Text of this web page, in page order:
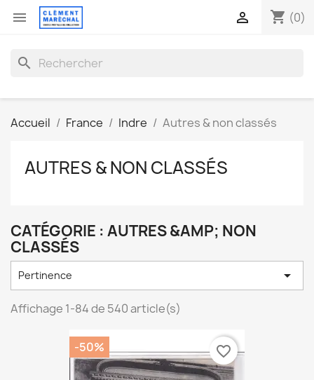
 shopping_cart (0)

search
Accueil France Indre Autres & non classés
AUTRES & NON CLASSÉS
CATÉGORIE : AUTRES &AMP; NON
CLASSÉS
Pertinence 
Affichage 1-84 de 540 article(s)
-50% favorite_border